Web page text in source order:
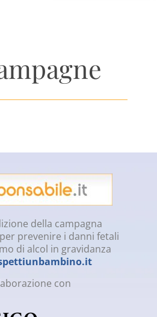
della campagna
prevenire i danni fetali
di alcol in gravidanza
con